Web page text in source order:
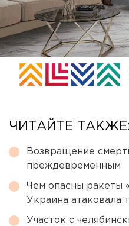
ЧИТАЙТЕ ТАКЖЕ:
Возвращение
преждевременным
Чем опасны ракеты
Украина
Участок с